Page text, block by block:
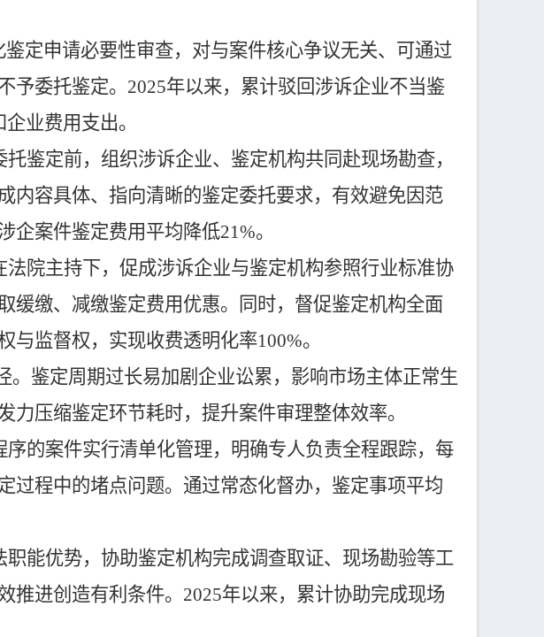
鉴定申请必要性审查，对与案件核心争议无关、可通过
予委托鉴定。2025年以来，累计驳回涉诉企业不当鉴
业费用支出。
托鉴定前，组织涉诉企业、鉴定机构共同赴现场勘查，
内容具体、指向清晰的鉴定委托要求，有效避免因范
企案件鉴定费用平均降低21%。
法院主持下，促成涉诉企业与鉴定机构参照行业标准协
缓缴、减缴鉴定费用优惠。同时，督促鉴定机构全面
监督权，实现收费透明化率100%。
鉴定周期过长易加剧企业讼累，影响市场主体正常生
压缩鉴定环节耗时，提升案件审理整体效率。
序的案件实行清单化管理，明确专人负责全程跟踪，每
过程中的堵点问题。通过常态化督办，鉴定事项平均
职能优势，协助鉴定机构完成调查取证、现场勘验等工
推进创造有利条件。2025年以来，累计协助完成现场